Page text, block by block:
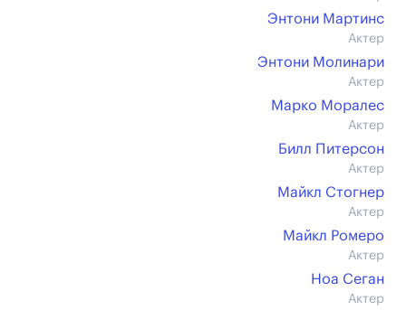
Энтони Мартинс
Актер
Энтони Молинари
Актер
Марко Моралес
Актер
Билл Питерсон
Актер
Майкл Стогнер
Актер
Майкл Ромеро
Актер
Ноа Сеган
Актер